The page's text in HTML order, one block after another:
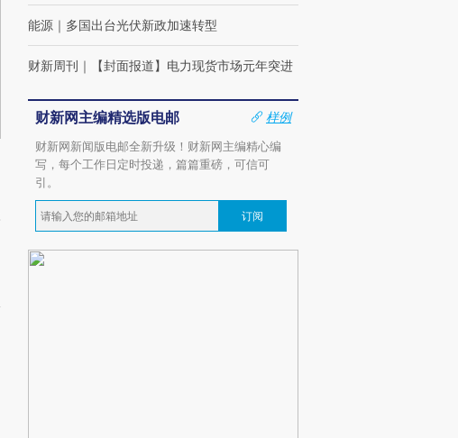
能源 ｜ 多国出台光伏新政加速转型
财新周刊 ｜ 【封面报道】电力现货市场元年突进
财新网主编精选版电邮
样例
财新网新闻版电邮全新升级！财新网主编精心编
写，每个工作日定时投递，篇篇重磅，可信可
引。
订阅